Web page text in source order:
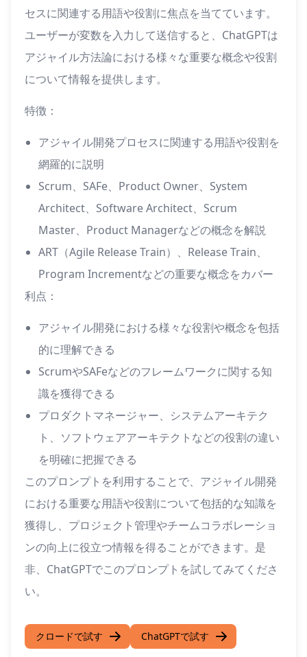
セスに関連する用語や役割に焦点を当てています。
ユーザーが変数を入力して送信すると、ChatGPTは
アジャイル方法論における様々な重要な概念や役割
について情報を提供します。
特徴：
アジャイル開発プロセスに関連する用語や役割を
網羅的に説明
Scrum、SAFe、Product Owner、System
Architect、Software Architect、Scrum
Master、Product Managerなどの概念を解説
ART（Agile Release Train）、Release Train、
Program Incrementなどの重要な概念をカバー
利点：
アジャイル開発における様々な役割や概念を包括
的に理解できる
ScrumやSAFeなどのフレームワークに関する知
識を獲得できる
プロダクトマネージャー、システムアーキテク
ト、ソフトウェアアーキテクトなどの役割の違い
を明確に把握できる
このプロンプトを利用することで、アジャイル開発
における重要な用語や役割について包括的な知識を
獲得し、プロジェクト管理やチームコラボレーショ
ンの向上に役立つ情報を得ることができます。是
非、ChatGPTでこのプロンプトを試してみてくださ
い。
クロードで試す ChatGPTで試す